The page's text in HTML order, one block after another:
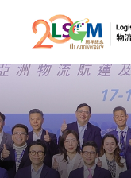
跳到内